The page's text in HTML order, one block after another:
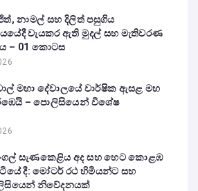
නාමල් සහ දිලිත් පසුගිය
වැයකර ඇති මුදල් සහ මැතිවරණ
– 01 කොටස
මහා දේවාලයේ වාර්ෂික ඇසළ මහ
– පොලිසියෙන් විශේෂ
සැණකෙළිය අද සහ හෙට කොළඹ
දී: මෝටර් රථ හිමියන්ට සහ
නිවේදනයක්